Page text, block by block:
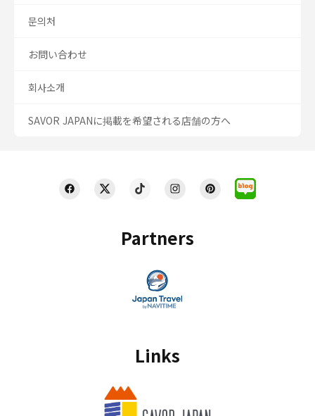
Partners
Links
문의처
お問い合わせ
회사소개
SAVOR JAPANに掲載を希望される店舗の方へ